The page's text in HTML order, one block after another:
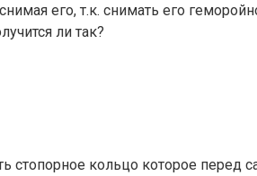
его, т.к. снимать его
ли так?
стопорное кольцо которое перед